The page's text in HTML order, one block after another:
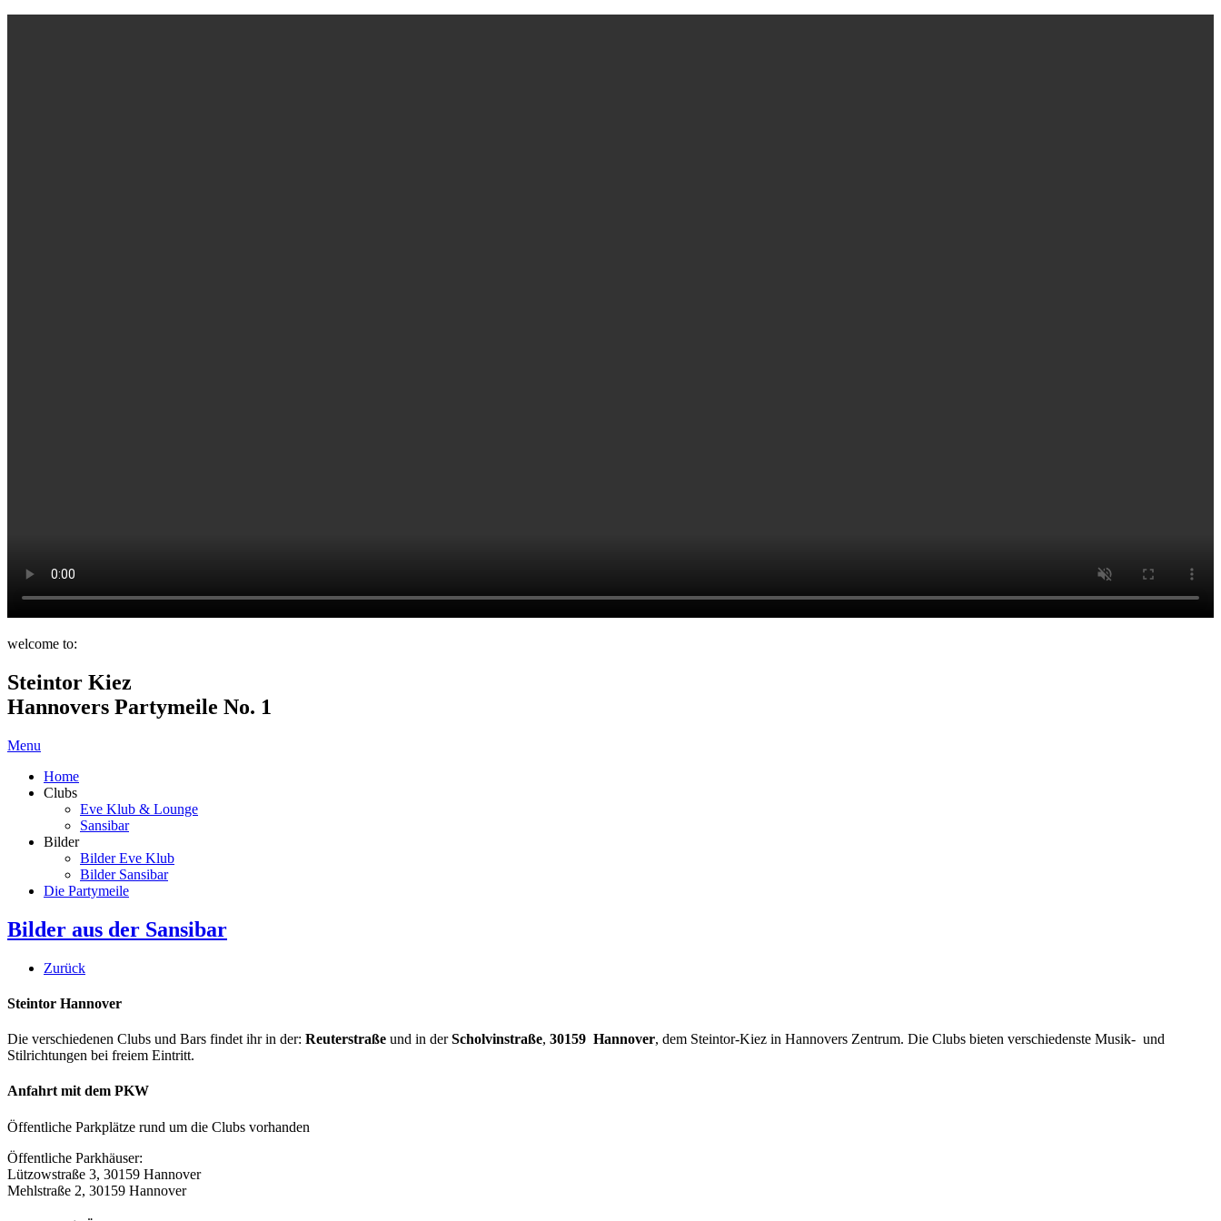
welcome to:
Steintor Kiez
Hannovers Partymeile No. 1
Menu
Home
Clubs
Eve Klub & Lounge
Sansibar
Bilder
Bilder Eve Klub
Bilder Sansibar
Die Partymeile
Bilder aus der Sansibar
Zurück
Steintor Hannover
Die verschiedenen Clubs und Bars findet ihr in der: Reuterstraße und in derScholvinstraße, 30159 Hannover, dem Steintor-Kiez in Hannovers Zentrum. Die Clubs bieten verschiedenste Musik- und
Stilrichtungen bei freiem Eintritt.
Anfahrt mit dem PKW
Öffentliche Parkplätze rund um die Clubs vorhanden
Öffentliche Parkhäuser:
Lützowstraße 3, 30159 Hannover
Mehlstraße 2, 30159 Hannover